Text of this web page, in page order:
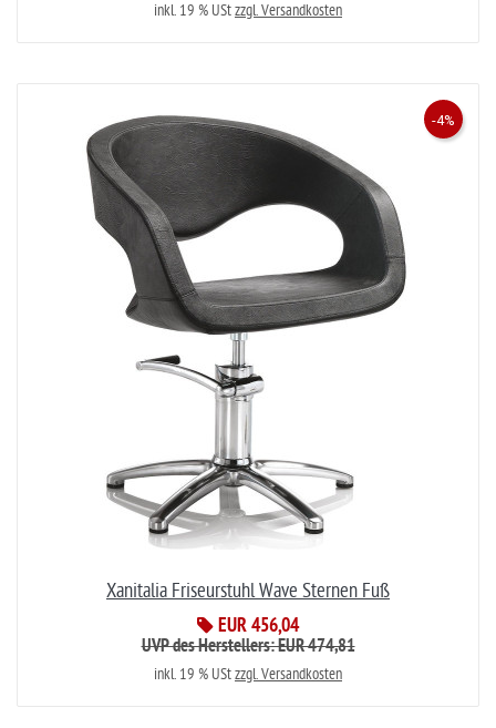
inkl. 19 % UStzzgl. Versandkosten
Xanitalia Friseurstuhl Wave Sternen Fuß
EUR 456,04
-4%
UVP des Herstellers: EUR 474,81
inkl. 19 % UStzzgl. Versandkosten